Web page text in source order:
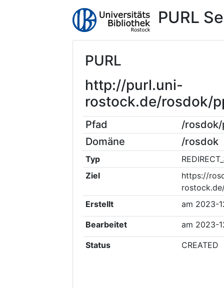
PURL
PURL
http://purl.uni-
rostock.de/rosdok/
Pfad
/rosdok/
Domäne
/rosdok
Typ
Ziel
https://
Erstellt
am 2023-
Bearbeitet am 2023-
Status CREATED